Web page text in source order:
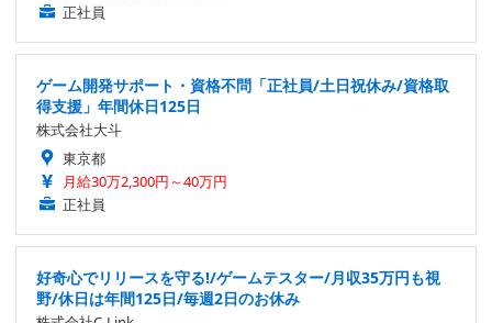
正社員
ゲーム開発サポート・資格不問「正社員/土日祝休み/資格取
得支援」年間休日125日
株式会社大斗
東京都
月給30万2,300円～40万円
正社員
好奇心でリリースを守る!/ゲームテスター/月収35万円も視
野/休日は年間125日/毎週2日のお休み